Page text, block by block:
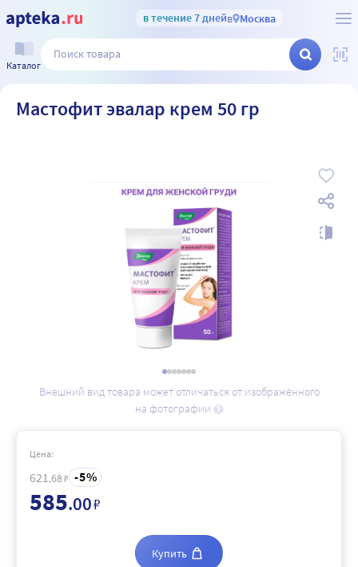
в течение 7 днейв Москва
Каталог
Мастофит эвалар крем 50 гр
Внешний вид товара может отличаться от изображённого
на фотографии
Цена:
621 .68₽ 5
585.00₽
Купить